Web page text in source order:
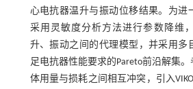
心电抗器温升与振动位移结果。为进
采用灵敏度分析方法进行参数降维
升、振动之间的代理模型，并采用多
足电抗器性能要求的Pareto前沿解集
体用量与损耗之间相互冲突，引入